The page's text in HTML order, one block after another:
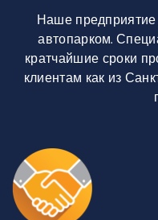
Наше
автопарком.
кратчайшие сроки
клиентам как из